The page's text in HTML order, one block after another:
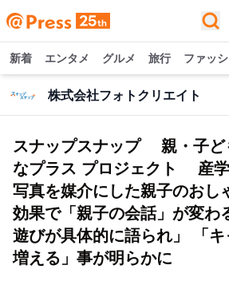
新着 エンタメ グルメ 旅行 ファッ
株式会社フォトクリエイト
スナップスナップ 親・子
なプラス プロジェクト 産
写真を媒介にした親子のおし
効果で「親子の会話」が変わ
遊びが具体的に語られ」 「
増える」事が明らかに